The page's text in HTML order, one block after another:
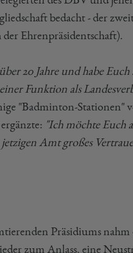
bedacht - der
Ehrenpräsidentschaft).
20 Jahre und habe
Funktion als
"Badminton-Stationen"
"Ich möchte Euch
Amt großes
Präsidiums nahm
zum Anlass, eine